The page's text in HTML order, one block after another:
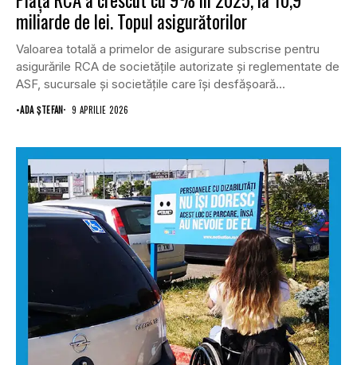
miliarde de lei. Topul asigurătorilor
Valoarea totală a primelor de asigurare subscrise pentru
asigurările RCA de societățile autorizate și reglementate de
ASF, sucursale și societățile care își desfășoară...
•ADA ȘTEFAN 9 APRILIE 2026